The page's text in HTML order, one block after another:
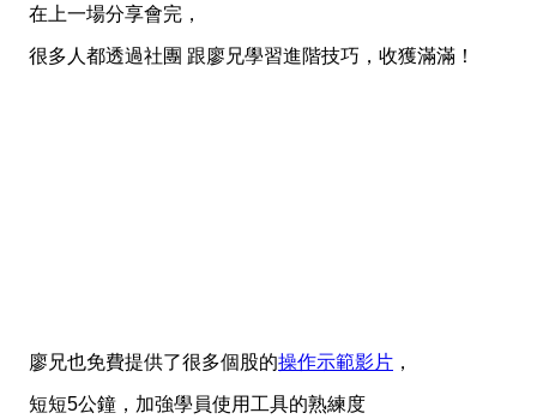
在上一場分享會完，
很多人都透過社團 跟廖兄學習進階技巧，收獲滿滿！
廖兄也免費提供了很多個股的操作示範影片 ，
短短5公鐘， 加強學員使用工具的熟練度